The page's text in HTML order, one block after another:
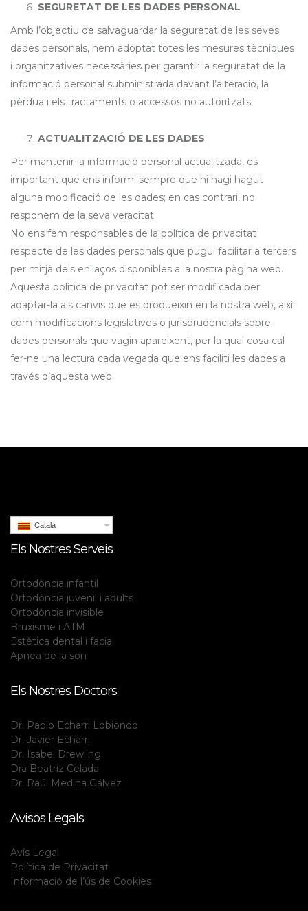
SEGURETAT DE LES DADES PERSONAL
Amb l’objectiu de salvaguardar la seguretat de les seves
dades personals, hem adoptat totes les mesures tècniques
i organitzatives necessàries per garantir la seguretat de la
informació personal subministrada davant l’alteració, la
pèrdua i els tractaments o accessos no autoritzats.
ACTUALITZACIÓ DE LES DADES
Per mantenir la informació personal actualitzada, és
important que ens informi sempre que hi hagi hagut
alguna modificació de les dades; en cas contrari, no
responem de la seva veracitat.
No ens fem responsables de la política de privacitat
respecte de les dades personals que pugui facilitar a tercers
per mitjà dels enllaços disponibles a la nostra pàgina web.
Aquesta política de privacitat pot ser modificada per
adaptar-la als canvis que es produeixin en la nostra web, així
com modificacions legislatives o jurisprudencials sobre
dades personals que vagin apareixent, per la qual cosa cal
fer-ne una lectura cada vegada que ens faciliti les dades a
través d’aquesta web.
Català
Els Nostres Serveis
Ortodòncia infantil
Ortodòncia juvenil i adults
Ortodòncia invisible
Bruxisme i ATM
Estètica dental i facial
Apnea de la son
Els Nostres Doctors
Dr. Pablo Echarri Lobiondo
Dr. Javier Echarri
Dr. Isabel Drewling
Dra Beatriz Celada
Dr. Raúl Medina Gálvez
Avisos Legals
Avís Legal
Política de Privacitat
Informació de l’ús de Cookies